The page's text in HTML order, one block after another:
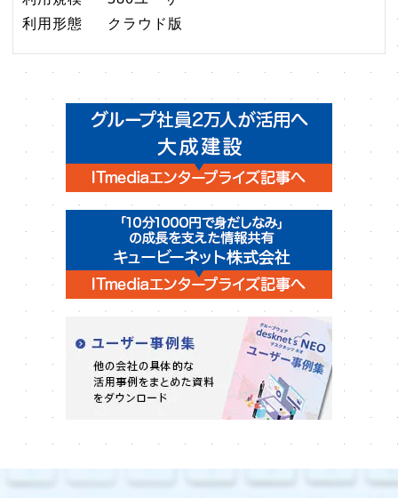
利用形態
クラウド版